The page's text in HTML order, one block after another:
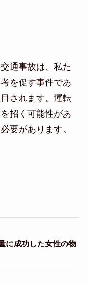
通事故は、私た
を促す事件であ
されます。運転
招く可能性があ
要があります。
に成功した女性の物